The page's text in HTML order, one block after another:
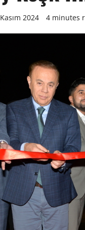
2024 4 minutes